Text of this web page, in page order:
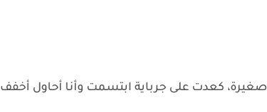
كعدت على جرباية ابتسمت وأنا أحاول أخفف